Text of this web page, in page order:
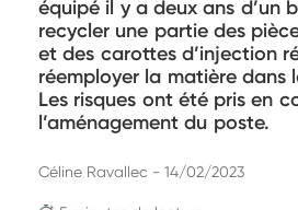
équipé il y a deux ans d’un
recycler une partie des
et des carottes d’injection
réemployer la matière dans
Les risques ont été pris en
l’aménagement du poste.
Céline Ravallec - 14/02/2023